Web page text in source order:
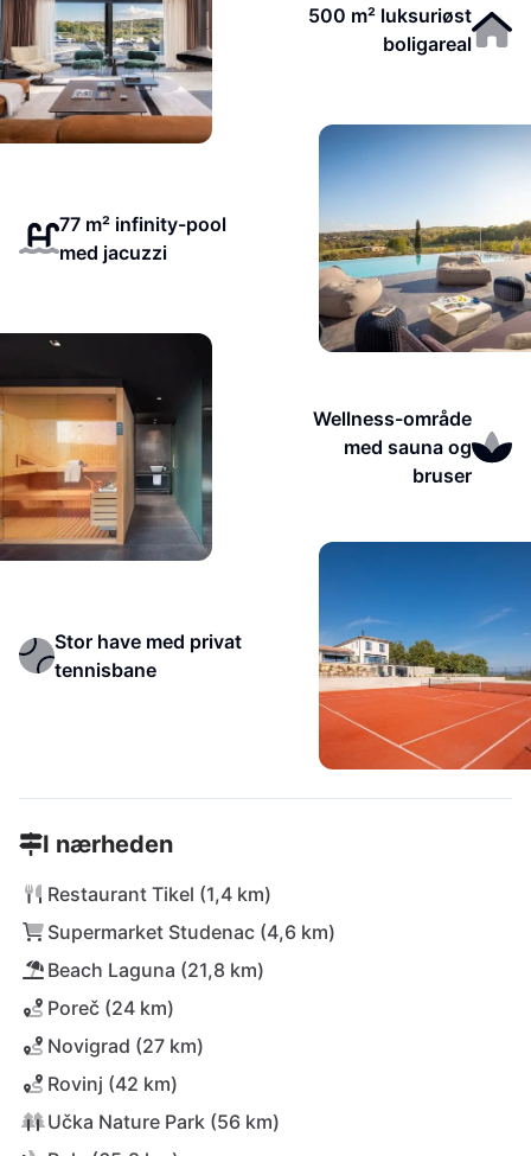
500 m² luksuriøst
boligareal
77 m² infinity-pool
med jacuzzi
Wellness-område
med sauna og
bruser
Stor have med privat
tennisbane
I nærheden
Restaurant Tikel (1,4 km)
Supermarket Studenac (4,6 km)
Beach Laguna (21,8 km)
Poreč (24 km)
Novigrad (27 km)
Rovinj (42 km)
Učka Nature Park (56 km)